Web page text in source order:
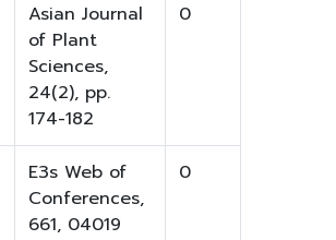
Asian Journal
of Plant
Sciences,
24(2), pp.
174-182
0
E3s Web of
Conferences,
661, 04019
0